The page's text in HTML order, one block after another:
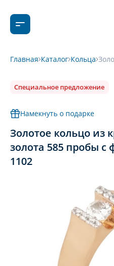
Главная Каталог Кольца
Специальное предложение
Намекнуть о подарке
Золотое кольцо из
золота 585 пробы с
1102